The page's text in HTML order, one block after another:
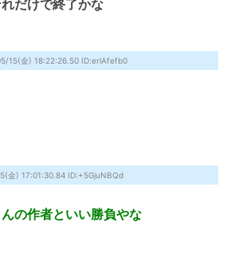
だけで終了かな
15(金) 18:22:26.50 ID:erlAfefb0
金) 17:01:30.84 ID:+5GjuNBQd
の作者といい勝負やな